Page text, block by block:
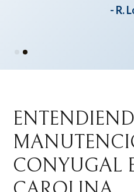
- R.
CONYUGAL